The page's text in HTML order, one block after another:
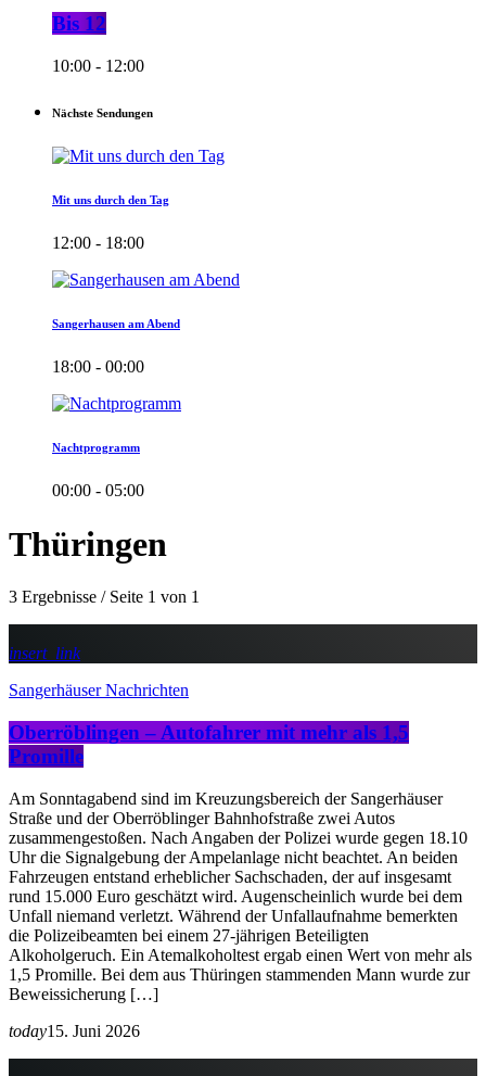
Bis 12
10:00 - 12:00
Nächste Sendungen
Mit uns durch den Tag
12:00 - 18:00
Sangerhausen am Abend
18:00 - 00:00
Nachtprogramm
00:00 - 05:00
Thüringen
3 Ergebnisse / Seite 1 von 1
insert_link
Sangerhäuser Nachrichten
Oberröblingen – Autofahrer mit mehr als 1,5
Promille
Am Sonntagabend sind im Kreuzungsbereich der Sangerhäuser
Straße und der Oberröblinger Bahnhofstraße zwei Autos
zusammengestoßen. Nach Angaben der Polizei wurde gegen 18.10
Uhr die Signalgebung der Ampelanlage nicht beachtet. An beiden
Fahrzeugen entstand erheblicher Sachschaden, der auf insgesamt
rund 15.000 Euro geschätzt wird. Augenscheinlich wurde bei dem
Unfall niemand verletzt. Während der Unfallaufnahme bemerkten
die Polizeibeamten bei einem 27-jährigen Beteiligten
Alkoholgeruch. Ein Atemalkoholtest ergab einen Wert von mehr als
1,5 Promille. Bei dem aus Thüringen stammenden Mann wurde zur
Beweissicherung […]
today15. Juni 2026